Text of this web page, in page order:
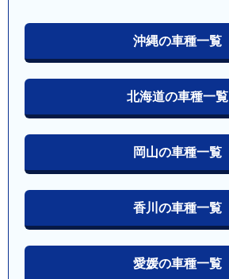
沖縄の車種一覧
北海道の車種一覧
岡山の車種一覧
香川の車種一覧
愛媛の車種一覧